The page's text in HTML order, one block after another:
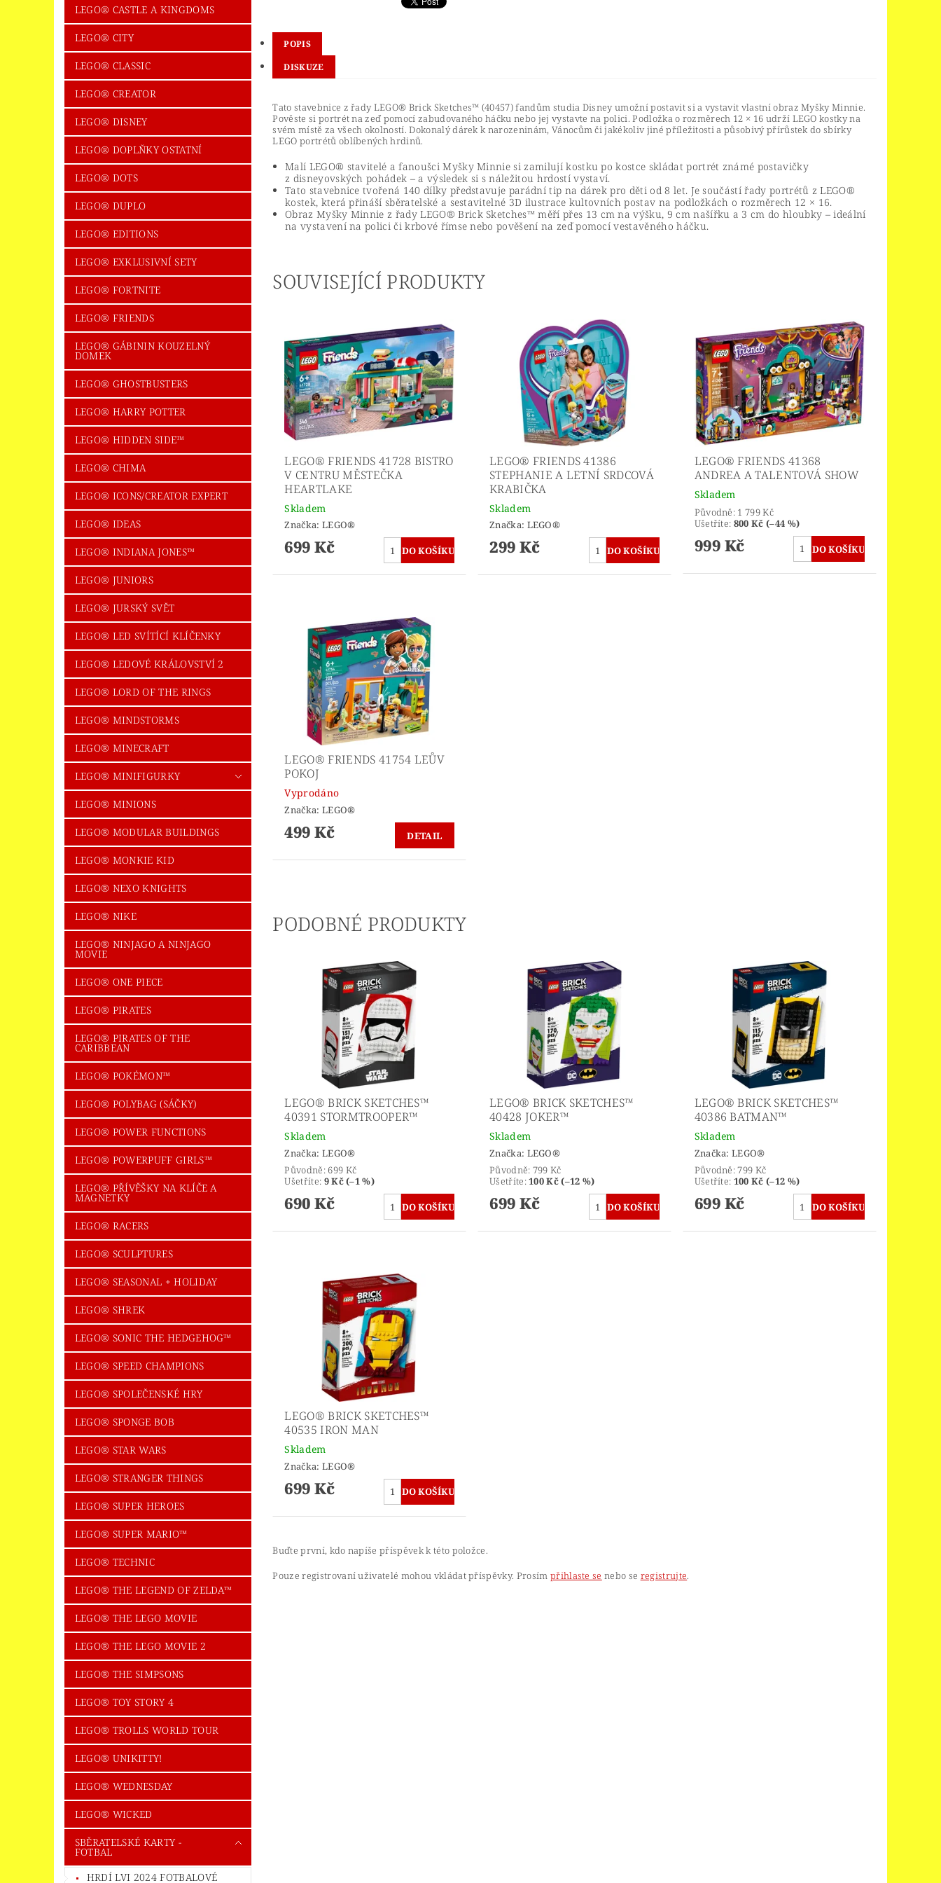
LEGO® CASTLE A KINGDOMS
LEGO® CITY
LEGO® CLASSIC
LEGO® CREATOR
LEGO® DISNEY
LEGO® DOPLŇKY OSTATNÍ
LEGO® DOTS
LEGO® DUPLO
LEGO® EDITIONS
LEGO® EXKLUSIVNÍ SETY
LEGO® FORTNITE
LEGO® FRIENDS
LEGO® GÁBININ KOUZELNÝ
DOMEK
LEGO® GHOSTBUSTERS
LEGO® HARRY POTTER
LEGO® HIDDEN SIDE™
LEGO® CHIMA
LEGO® ICONS/CREATOR EXPERT
LEGO® IDEAS
LEGO® INDIANA JONES™
LEGO® JUNIORS
LEGO® JURSKÝ SVĚT
LEGO® LED SVÍTÍCÍ KLÍČENKY
LEGO® LEDOVÉ KRÁLOVSTVÍ 2
LEGO® LORD OF THE RINGS
LEGO® MINDSTORMS
LEGO® MINECRAFT
LEGO® MINIFIGURKY
LEGO® MINIONS
LEGO® MODULAR BUILDINGS
LEGO® MONKIE KID
LEGO® NEXO KNIGHTS
LEGO® NIKE
LEGO® NINJAGO A NINJAGO
MOVIE
LEGO® ONE PIECE
LEGO® PIRATES
LEGO® PIRATES OF THE
CARIBBEAN
LEGO® POKÉMON™
LEGO® POLYBAG (SÁČKY)
LEGO® POWER FUNCTIONS
LEGO® POWERPUFF GIRLS™
LEGO® PŘÍVĚŠKY NA KLÍČE A
MAGNETKY
LEGO® RACERS
LEGO® SCULPTURES
LEGO® SEASONAL + HOLIDAY
LEGO® SHREK
LEGO® SONIC THE HEDGEHOG™
LEGO® SPEED CHAMPIONS
LEGO® SPOLEČENSKÉ HRY
LEGO® SPONGE BOB
LEGO® STAR WARS
LEGO® STRANGER THINGS
LEGO® SUPER HEROES
LEGO® SUPER MARIO™
LEGO® TECHNIC
LEGO® THE LEGEND OF ZELDA™
LEGO® THE LEGO MOVIE
LEGO® THE LEGO MOVIE 2
LEGO® THE SIMPSONS
LEGO® TOY STORY 4
LEGO® TROLLS WORLD TOUR
LEGO® UNIKITTY!
LEGO® WEDNESDAY
LEGO® WICKED
SBĚRATELSKÉ KARTY -
FOTBAL
HRDÍ LVI 2024 FOTBALOVÉ
POPIS
DISKUZE
Tato stavebnice z řady LEGO® Brick Sketches™ (40457) fandům studia Disney umožní postavit si a vystavit vlastní obraz Myšky Minnie.
Pověste si portrét na zeď pomocí zabudovaného háčku nebo jej vystavte na polici. Podložka o rozměrech 12 × 16 udrží LEGO kostky na
svém místě za všech okolností. Dokonalý dárek k narozeninám, Vánocům či jakékoliv jiné příležitosti a působivý přírůstek do sbírky
LEGO portrétů oblíbených hrdinů.
Malí LEGO® stavitelé a fanoušci Myšky Minnie si zamilují kostku po kostce skládat portrét známé postavičky
z disneyovských pohádek – a výsledek si s náležitou hrdostí vystaví.
Tato stavebnice tvořená 140 dílky představuje parádní tip na dárek pro děti od 8 let. Je součástí řady portrétů z LEGO®
kostek, která přináší sběratelské a sestavitelné 3D ilustrace kultovních postav na podložkách o rozměrech 12 × 16.
Obraz Myšky Minnie z řady LEGO® Brick Sketches™ měří přes 13 cm na výšku, 9 cm našířku a 3 cm do hloubky – ideální
na vystavení na polici či krbové římse nebo pověšení na zeď pomocí vestavěného háčku.
SOUVISEJÍCÍ PRODUKTY
LEGO® FRIENDS 41728 BISTRO
V CENTRU MĚSTEČKA
HEARTLAKE
Skladem
Značka: LEGO®
699 Kč
LEGO® FRIENDS 41386
STEPHANIE A LETNÍ SRDCOVÁ
KRABIČKA
Skladem
Značka: LEGO®
299 Kč
LEGO® FRIENDS 41368
ANDREA A TALENTOVÁ SHOW
Skladem
Původně: 1 799 Kč
Ušetříte: 800 Kč (–44 %)
999 Kč
LEGO® FRIENDS 41754 LEŮV
POKOJ
Vyprodáno
Značka: LEGO®
499 Kč DETAIL
PODOBNÉ PRODUKTY
LEGO® BRICK SKETCHES™
40391 STORMTROOPER™
Skladem
Značka: LEGO®
Původně: 699 Kč
Ušetříte: 9 Kč (–1 %)
690 Kč
LEGO® BRICK SKETCHES™
40428 JOKER™
Skladem
Značka: LEGO®
Původně: 799 Kč
Ušetříte:100 Kč (–12 %)
699 Kč
LEGO® BRICK SKETCHES™
40386 BATMAN™
Skladem
Značka:LEGO®
Původně:799 Kč
Ušetříte: 100 Kč (–12 %)
699 Kč
LEGO® BRICK SKETCHES™
40535 IRON MAN
Skladem
Značka: LEGO®
699 Kč
Buďte první, kdo napíše příspěvek k této položce.
Pouze registrovaní uživatelé mohou vkládat příspěvky. Prosím přihlaste se nebo se registrujte.